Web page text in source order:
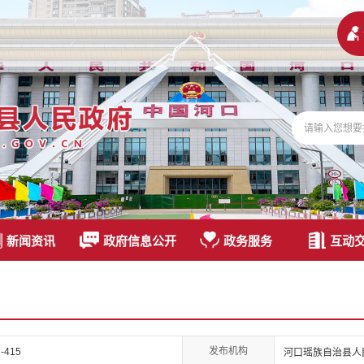
新闻资讯 政府信息公开 政务服务 互动
415 发布机构 河口瑶族自治县